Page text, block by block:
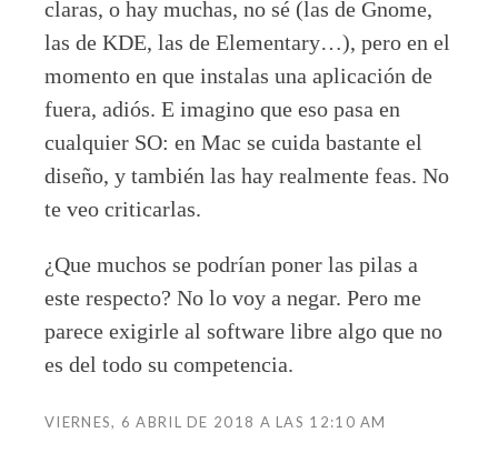
claras, o hay muchas, no sé (las de Gnome,
las de KDE, las de Elementary…), pero en el
momento en que instalas una aplicación de
fuera, adiós. E imagino que eso pasa en
cualquier SO: en Mac se cuida bastante el
diseño, y también las hay realmente feas. No
te veo criticarlas.
¿Que muchos se podrían poner las pilas a
este respecto? No lo voy a negar. Pero me
parece exigirle al software libre algo que no
es del todo su competencia.
VIERNES, 6 ABRIL DE 2018 A LAS 12:10 AM